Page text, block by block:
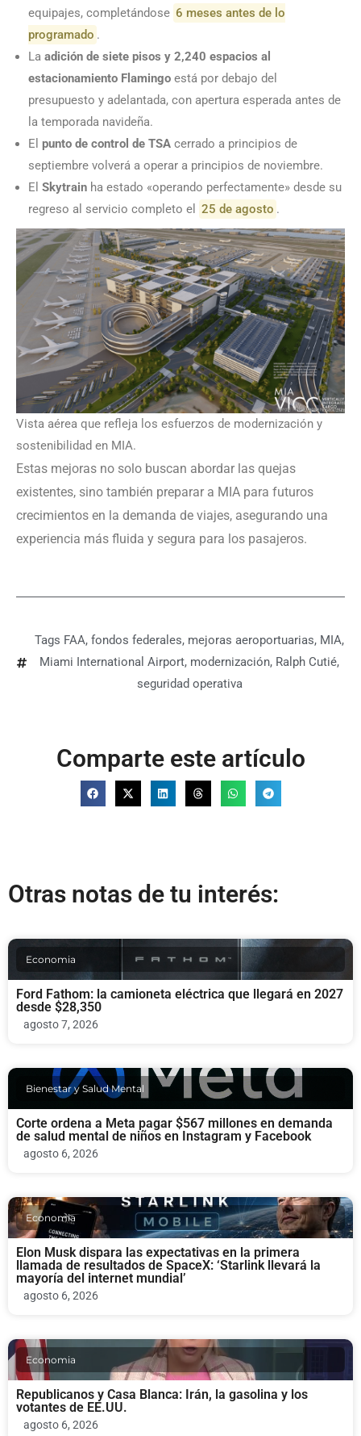
equipajes, completándose 6 meses antes de lo
programado .
La adición de siete pisos y 2,240 espacios al
estacionamiento Flamingo está por debajo del
presupuesto y adelantada, con apertura esperada antes de
la temporada navideña.
El punto de control de TSA cerrado a principios de
septiembre volverá a operar a principios de noviembre.
El Skytrain ha estado «operando perfectamente» desde su
regreso al servicio completo el
25 de agosto .
Vista aérea que refleja los esfuerzos de modernización y
sostenibilidad en MIA.
Estas mejoras no solo buscan abordar las quejas
existentes, sino también preparar a MIA para futuros
crecimientos en la demanda de viajes, asegurando una
experiencia más fluida y segura para los pasajeros.
Tags FAA, fondos federales, mejoras aeroportuarias, MIA,
Miami International Airport, modernización, Ralph Cutié,
seguridad operativa
Comparte este artículo
Otras notas de tu interés:
Economia
Ford Fathom: la camioneta eléctrica que llegará en 2027
desde $28,350
agosto 7, 2026
Bienestar y Salud Mental
Corte ordena a Meta pagar $567 millones en demanda
de salud mental de niños en Instagram y Facebook
agosto 6, 2026
Economia
Elon Musk dispara las expectativas en la primera
llamada de resultados de SpaceX: ‘Starlink llevará la
mayoría del internet mundial’
agosto 6, 2026
Economia
Republicanos y Casa Blanca: Irán, la gasolina y los
votantes de EE.UU.
agosto 6, 2026